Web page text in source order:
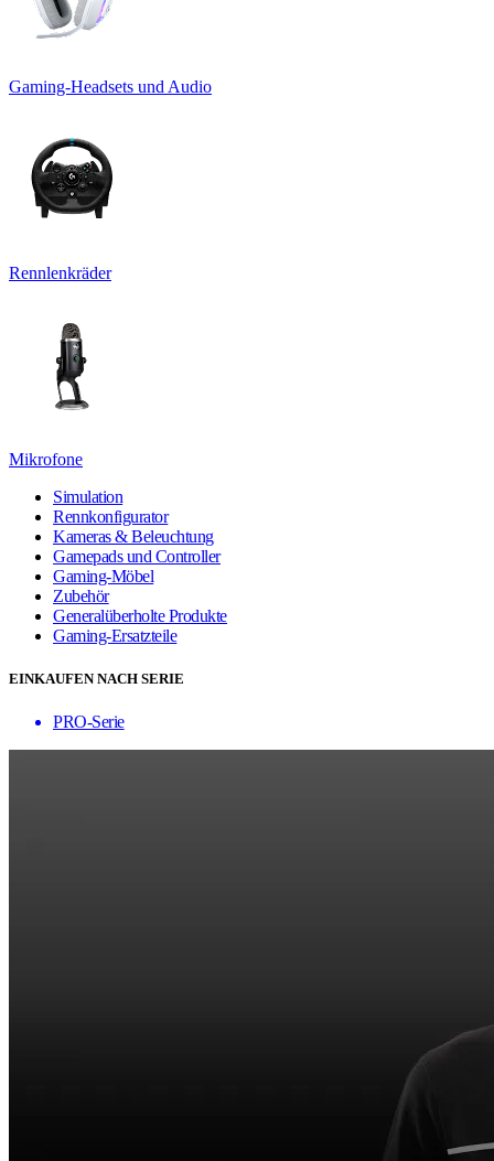
Gaming-Headsets und Audio
Rennlenkräder
Mikrofone
Simulation
Rennkonfigurator
Kameras & Beleuchtung
Gamepads und Controller
Gaming-Möbel
Zubehör
Generalüberholte Produkte
Gaming-Ersatzteile
EINKAUFEN NACH SERIE
PRO-Serie